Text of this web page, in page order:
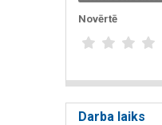
Novērtē
Darba laiks